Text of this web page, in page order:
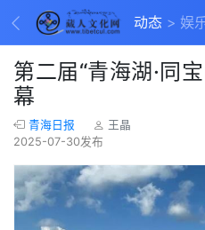
动态 娱
第二届“青海湖·同
幕
青海日报
王晶
2025-07-30发布